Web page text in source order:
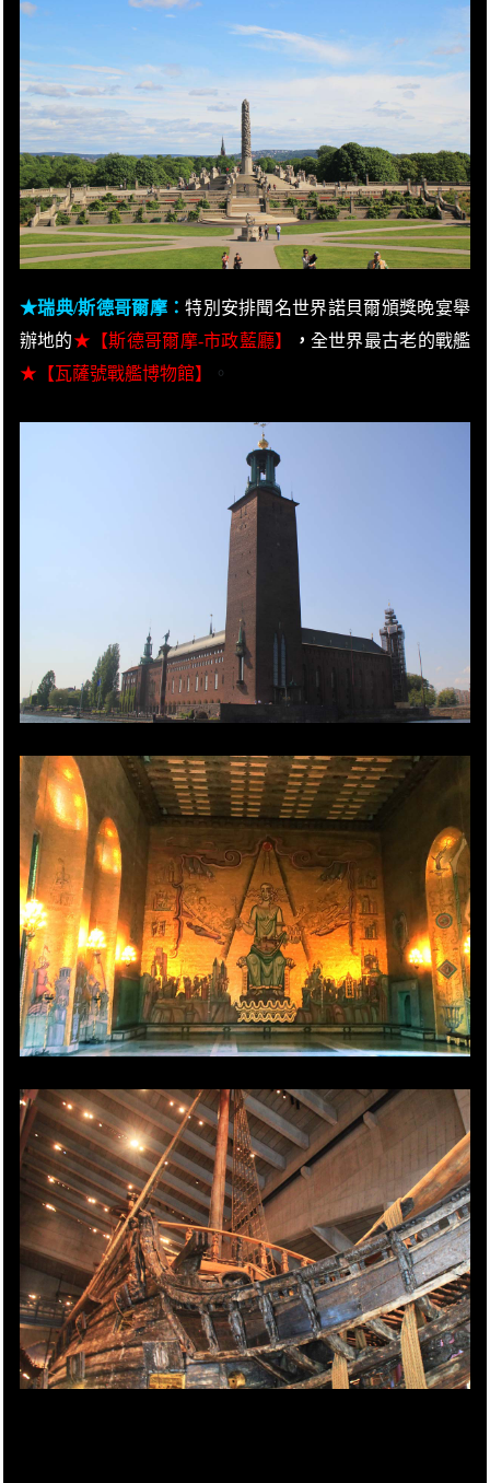
★瑞典/斯德哥爾摩：特別安排聞名世界諾貝爾頒獎晚宴舉
辦地的★ 【斯德哥爾摩-市政藍廳】 ， 全世界最古老的戰艦
★ 【瓦薩號戰艦博物館】 。